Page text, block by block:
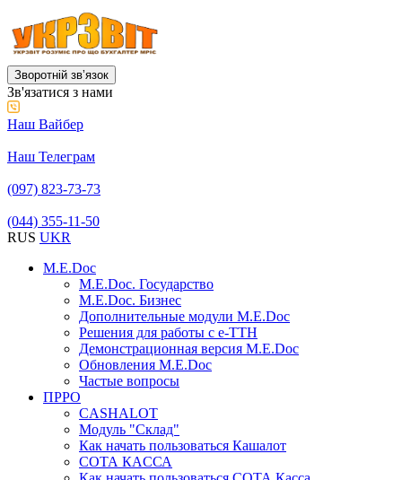
Зворотній звʼязок
Зв'язатися з нами
Наш Вайбер
Наш Телеграм
(097) 823-73-73
(044) 355-11-50
RUS UKR
M.E.Doc
M.E.Doc. Государство
M.E.Doc. Бизнес
Дополнительные модули M.E.Doc
Решения для работы с е-ТТН
Демонстрационная версия M.E.Doc
Обновления M.E.Doc
Частые вопросы
ПРРО
CASHALOT
Модуль "Склад"
Как начать пользоваться Кашалот
СОТА КАCСА